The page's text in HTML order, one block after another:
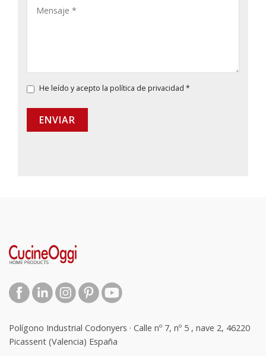
He leído y acepto la política de privacidad *
ENVIAR
Polígono Industrial Codonyers · Calle nº 7, nº 5 , nave 2, 46220
Picassent (Valencia) España